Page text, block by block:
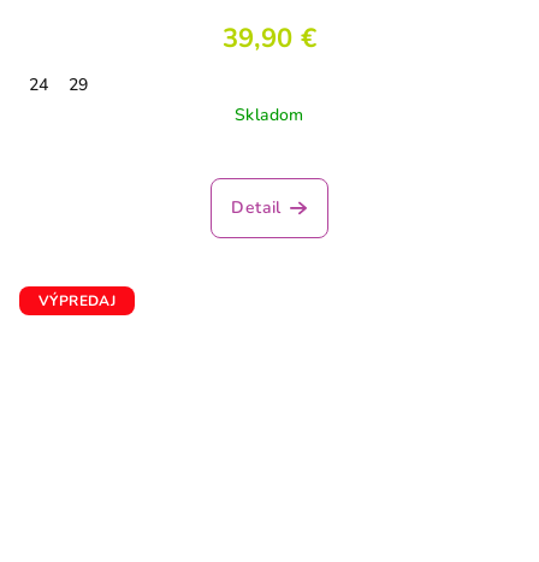
39,90 €
24
29
Skladom
Detail
VÝPREDAJ